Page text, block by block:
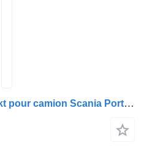
Autoradio Radio Blaupunkt pour camion Scania Porto CD34